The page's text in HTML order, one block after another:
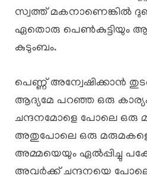
സ്വത്ത് മകനാണെങ്കിൽ
ഏതൊരു പെൺകുട്ടിയും
കുടുംബം.
പെണ്ണ് അന്വേഷിക്കാൻ
ആദ്യമേ പറഞ്ഞ ഒരു
ചന്ദനമോളെ പോലെ ഒരു
അതുപോലെ ഒരു
അമ്മയെയും ഏൽപ്പിച്ചു
അവർക്ക് ചന്ദനയെ പോലെ